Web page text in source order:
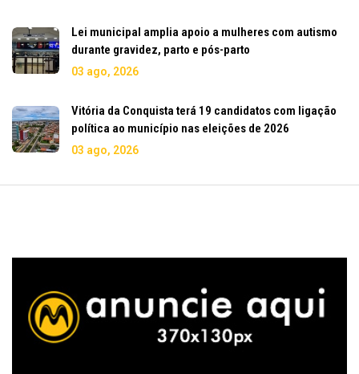
Lei municipal amplia apoio a mulheres com autismo
durante gravidez, parto e pós-parto
03 ago, 2026
Vitória da Conquista terá 19 candidatos com ligação
política ao município nas eleições de 2026
03 ago, 2026